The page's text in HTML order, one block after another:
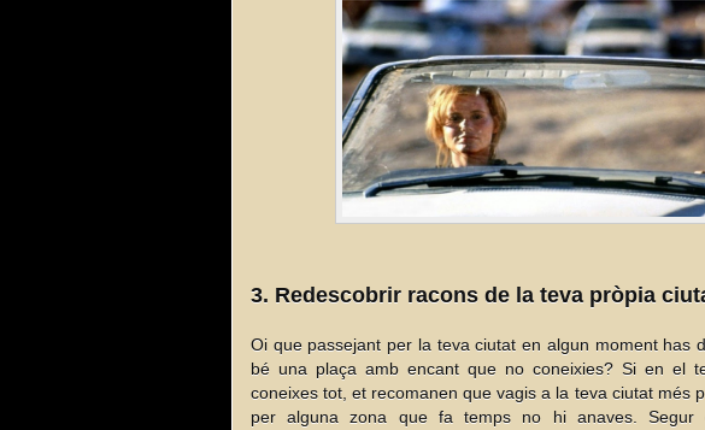
3. Redescobrir racons de la teva pròpia
Oi que passejant per la teva ciutat en algun moment has
bé una plaça amb encant que no coneixies? Si en el
coneixes tot, et recomanen que vagis a la teva ciutat més
per alguna zona que fa temps no hi anaves. Segur